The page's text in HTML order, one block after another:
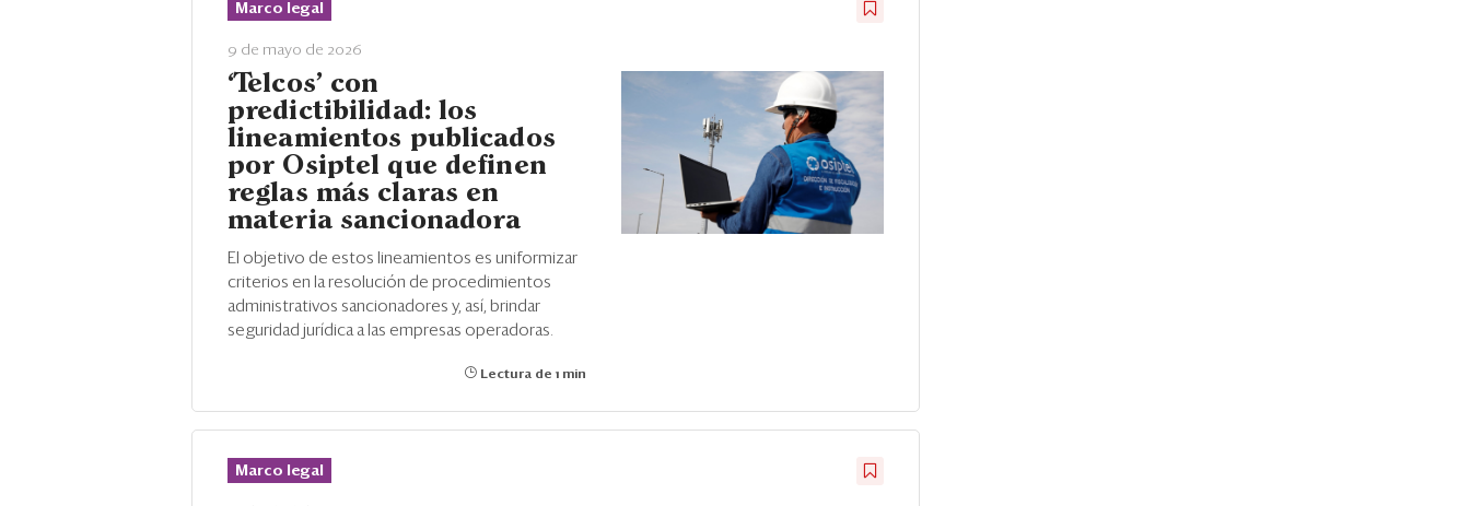
Marco legal
9 de mayo de 2026
‘Telcos’ con
predictibilidad: los
lineamientos publicados
por Osiptel que definen
reglas más claras en
materia sancionadora
El objetivo de estos lineamientos es uniformizar
criterios en la resolución de procedimientos
administrativos sancionadores y, así, brindar
seguridad jurídica a las empresas operadoras.
Lectura de 1 min
Marco legal